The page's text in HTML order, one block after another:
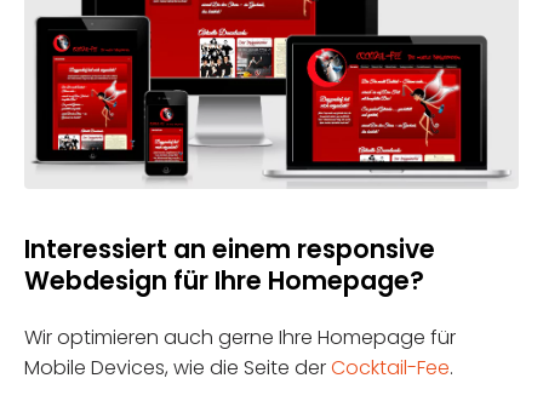
Interessiert an einem responsive
Webdesign für Ihre Homepage?
Wir optimieren auch gerne Ihre Homepage für
Mobile Devices, wie die Seite derCocktail-Fee.